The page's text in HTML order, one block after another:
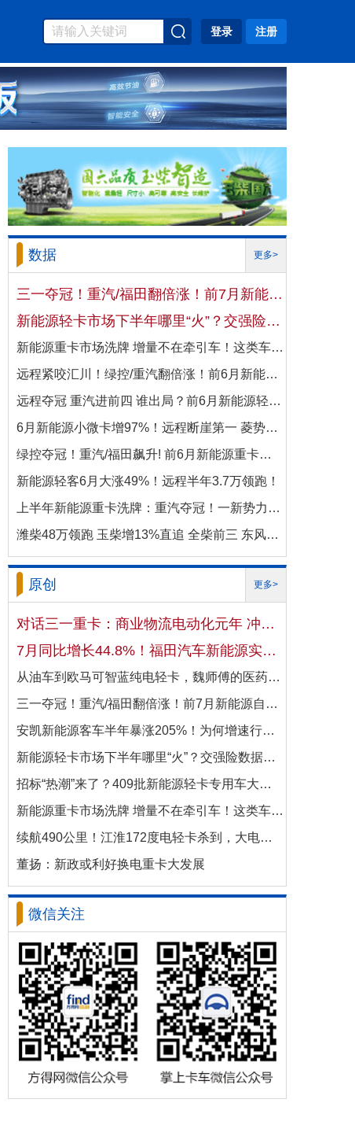
登录 注册
数据 更多>
三一夺冠！重汽/福田翻倍涨！前7月新能源自卸车大增106%！
新能源轻卡市场下半年哪里“火”？交强险数据揭秘机会
新能源重卡市场洗牌 增量不在牵引车！这类车增速破100%
远程紧咬汇川！绿控/重汽翻倍涨！前6月新能源商用车电机十强生变！
远程夺冠 重汽进前四 谁出局？前6月新能源轻卡电机十强洗牌！
6月新能源小微卡增97%！远程断崖第一 菱势暴涨337%进前三 比亚迪杀进前七
绿控夺冠！重汽/福田飙升! 前6月新能源重卡电机十强变阵！
新能源轻客6月大涨49%！远程半年3.7万领跑！
上半年新能源重卡洗牌：重汽夺冠！一新势力千倍暴涨！
潍柴48万领跑 玉柴增13%直追 全柴前三 东风康明斯进前六 上半年柴油机增10.7
原创 更多>
对话三一重卡：商业物流电动化元年 冲刺4万辆目标！
7月同比增长44.8%！福田汽车新能源实现国内出口双向开花
从油车到欧马可智蓝纯电轻卡，魏师傅的医药配送日子越过越省心
三一夺冠！重汽/福田翻倍涨！前7月新能源自卸车大增106%！
安凯新能源客车半年暴涨205%！为何增速行业第一？
新能源轻卡市场下半年哪里“火”？交强险数据揭秘机会
招标“热潮”来了？409批新能源轻卡专用车大批量上新！
新能源重卡市场洗牌 增量不在牵引车！这类车增速破100%
续航490公里！江淮172度电轻卡杀到，大电量时代来了？
董扬：新政或利好换电重卡大发展
微信关注